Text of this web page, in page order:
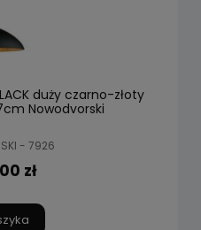
duży czarno-złoty
Nowodvorski
- 7926
zł